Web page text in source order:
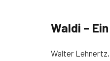
Waldi –
Walter Lehnertz,